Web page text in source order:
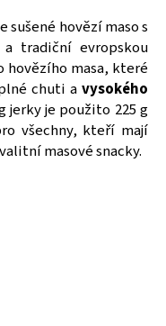
sušené hovězí maso s
tradiční evropskou
hovězího masa, které
chuti a vysokého
jerky je použito 225 g
všechny, kteří mají
masové snacky.